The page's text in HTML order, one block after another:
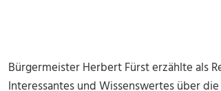
Bürgermeister Herbert Fürst erzählte als
Interessantes und Wissenswertes über